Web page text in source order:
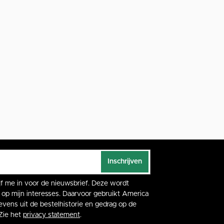
Inschrijven
me in voor de nieuwsbrief. Deze wordt
mijn interesses. Daarvoor gebruikt America
uit de bestelhistorie en gedrag op de
het privacy statement.